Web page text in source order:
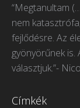
opens
in
new
window
opens
in
new
window
opens
in
new
in
“Megtanultam
nem
fejlődésre. Az
gyönyörűnek is.
választjuk.”-
Címkék